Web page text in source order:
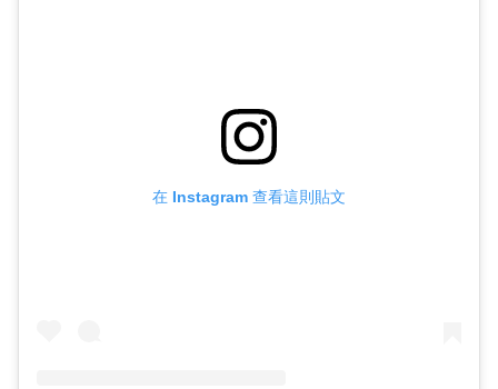
在 Instagram 查看這則貼文